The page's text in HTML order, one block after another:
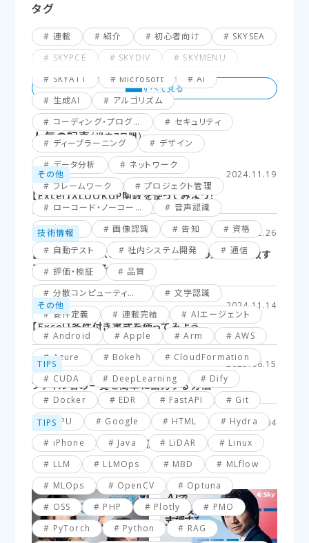
タグ
連載 紹介 初心者向け
SKYSEA
SKYPCE
SKYDIV
SKYMENU
SKYATT
Microsoft
AI
生成AI
アルゴリズム
コーディング・プログラミング
セキュリティ
ディープラーニング
デザイン
データ分析
ネットワーク
フレームワーク
プロジェクト管理
ローコード・ノーコード
音声認識
仮想化
画像認識 告知
資格
自動テスト
社内システム開発
通信
評価・検証
品質
分散コンピューティング
文字認識
要件定義
連載完結
AIエージェント
Android
Apple Arm
AWS
Azure
Bokeh
CloudFormation
CUDA
DeepLearning
Dify
Docker
EDR FastAPI
Git
GPU
Google HTML
Hydra
iPhone
Java LiDAR
Linux
LLM
LLMOps MBD
MLflow
MLOps
OpenCV
Optuna
OSS
PHP Plotly
PMO
PyTorch
Python
RAG
人気の記事（過去7日間）
その他 2024.11.19
【Excel】XLOOKUP関数を使ってみよう！
技術情報 2025.02.26
【Excel】XLOOKUP関数応用編_複数の条件に一致す
るセルを探してみよう！
その他 2024.11.14
【Excel】条件付き書式を使ってみよう
TIPS 2025.06.15
ファイル名の一覧を簡単に出力する方法
TIPS 2025.03.04
【VBA】最終行と最終列を簡単に取得する方法